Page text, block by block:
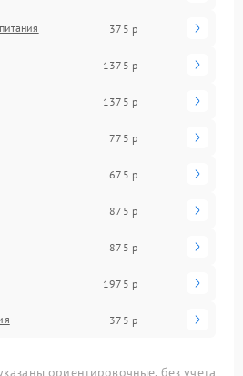
375 р
1375 р
1375 р
775 р
675 р
875 р
875 р
1975 р
375 р
ориентировочные, без учета